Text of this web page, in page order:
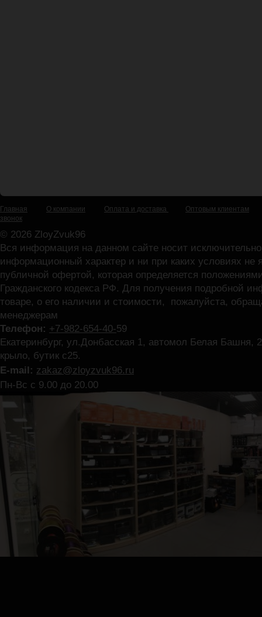
Главная О компании Оплата и доставка
Оптовым клиентам
звонок
© 2026 ZloyZvuk96
Вся информация на данном сайте носит исключительно
информационный характер и ни при каких условиях не
публичной офертой, которая определяется
Гражданского кодекса РФ. Для получения подробной
товаре, о его наличии и стоимости, пожалуйста,
менеджерам
Телефон: +7-982-654-40-59
Екатеринбург, ул.Донбасская 1, автомол Белая Башня,
крыло, бутик с25.
E-mail: zakaz@zloyzvuk96.ru
Пн-Вс с 9.00 до 20.00